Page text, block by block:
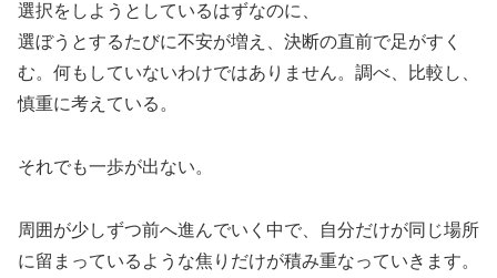
選択をしようとしているはずなのに、
選ぼうとするたびに不安が増え、決断の直前で足がすく
む。何もしていないわけではありません。調べ、比較し、
慎重に考えている。
それでも一歩が出ない。
周囲が少しずつ前へ進んでいく中で、自分だけが同じ場所
に留まっているような焦りだけが積み重なっていきます。